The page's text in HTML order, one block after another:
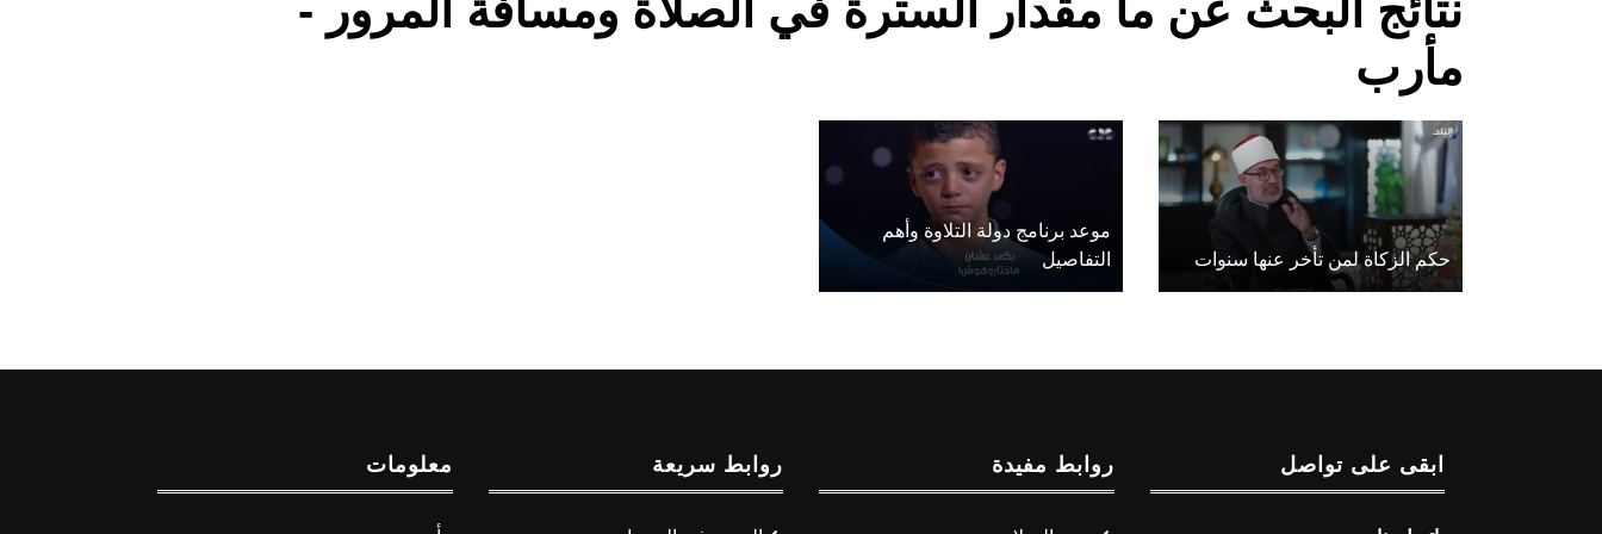
نتائج البحث عن ما مقدار السترة في الصلاة ومسافة المرور -
مأرب
حكم الزكاة لمن تأخر عنها سنوات
موعد برنامج دولة التلاوة وأهم
التفاصيل
ابقى على تواصل روابط مفيدة روابط سريعة معلومات